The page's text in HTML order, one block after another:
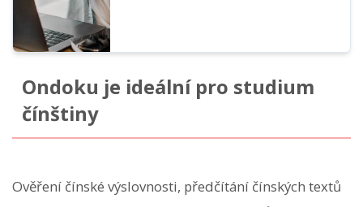
Ondoku je ideální pro studium
čínštiny
Ověření čínské výslovnosti, předčítání čínských textů